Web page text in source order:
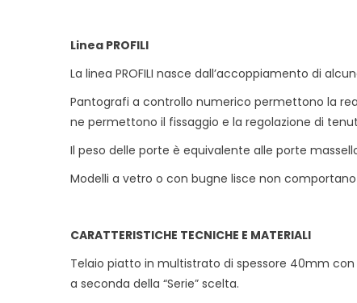
Linea PROFILI
La linea PROFILI nasce dall’accoppiamento di
Pantografi a controllo numerico permettono la
ne permettono il fissaggio e la regolazione di
Il peso delle porte è equivalente alle porte
Modelli a vetro o con bugne lisce non
CARATTERISTICHE TECNICHE E MATERIALI
Telaio piatto in multistrato di spessore 40mm
a seconda della “Serie” scelta.